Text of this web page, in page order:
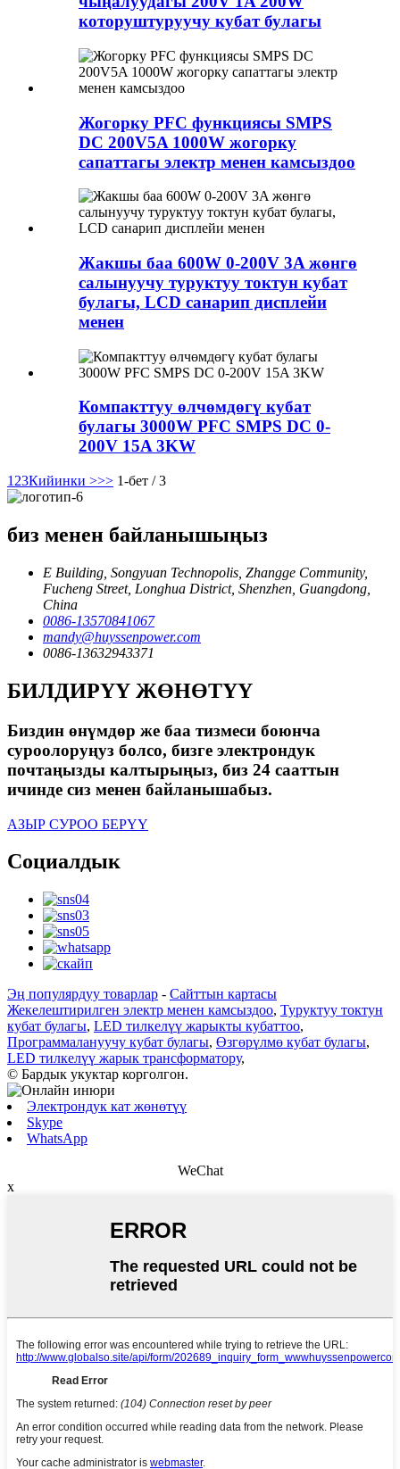
которуштуруучу кубат булагы
Жогорку PFC функциясы SMPS
DC 200V5A 1000W жогорку
сапаттагы электр менен камсыздоо
Жакшы баа 600W 0-200V 3A жөнгө
салынуучу туруктуу токтун кубат
булагы, LCD санарип дисплейи
менен
Компакттуу өлчөмдөгү кубат
булагы 3000W PFC SMPS DC 0-
200V 15A 3KW
1 23Кийинки >>> 1-бет / 3
биз менен байланышыңыз
E Building, Songyuan Technopolis, Zhangge Community,
Fucheng Street, Longhua District, Shenzhen, Guangdong,
China
0086-13570841067
mandy@huyssenpower.com
0086-13632943371
БИЛДИРҮҮ ЖӨНӨТҮҮ
Биздин өнүмдөр же баа тизмеси боюнча
суроолоруңуз болсо, бизге электрондук
почтаңызды калтырыңыз, биз 24 сааттын
ичинде сиз менен байланышабыз.
АЗЫР СУРОО БЕРҮҮ
Социалдык
Эң популярдуу товарлар - Сайттын картасы
Жекелештирилген электр менен камсыздоо, Туруктуу токтун
кубат булагы, LED тилкелүү жарыкты кубаттоо,
Программалануучу кубат булагы, Өзгөрүлмө кубат булагы,
LED тилкелүү жарык трансформатору,
© Бардык укуктар корголгон.
Электрондук кат жөнөтүү
Skype
WhatsApp
WeChat
x